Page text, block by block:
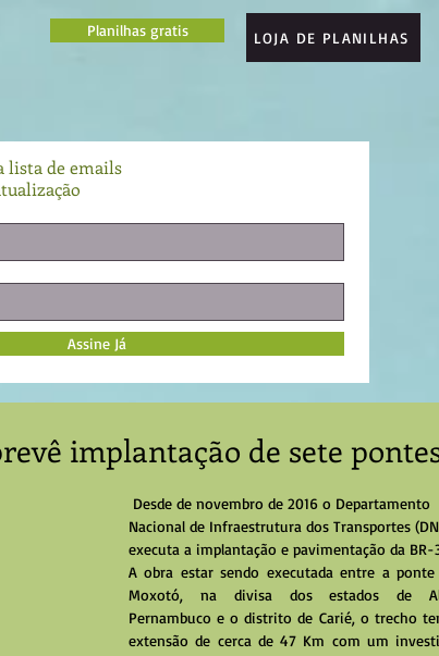
Planilhas gratis LOJA DE PLANILHAS
lista de emails
Assine Já
implantação de sete
Nacional de Infraestrutura dos Transportes
executa a implantação e pavimentação da BR-
A obra estar sendo executada entre a
Moxotó, na divisa dos estados de
Pernambuco e o distrito de Carié, o trecho
extensão de cerca de 47 Km com um